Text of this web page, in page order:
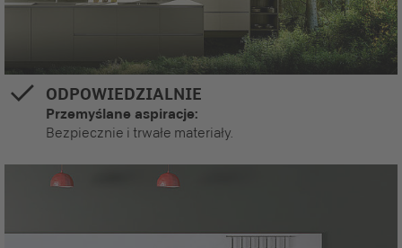
ODPOWIEDZIALNIE
Przemyślane aspiracje:
Bezpiecznie i trwałe materiały.